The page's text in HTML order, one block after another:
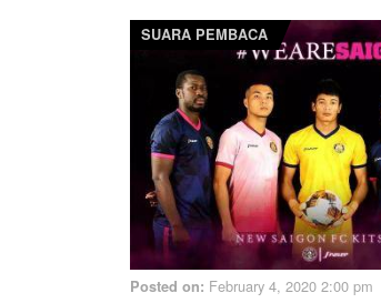
SUARA PEMBACA
Posted on: February 4, 2020 2:00 pm